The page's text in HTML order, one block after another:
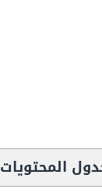
المحتويات